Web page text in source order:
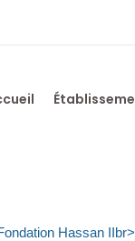
Hassan IIbr>